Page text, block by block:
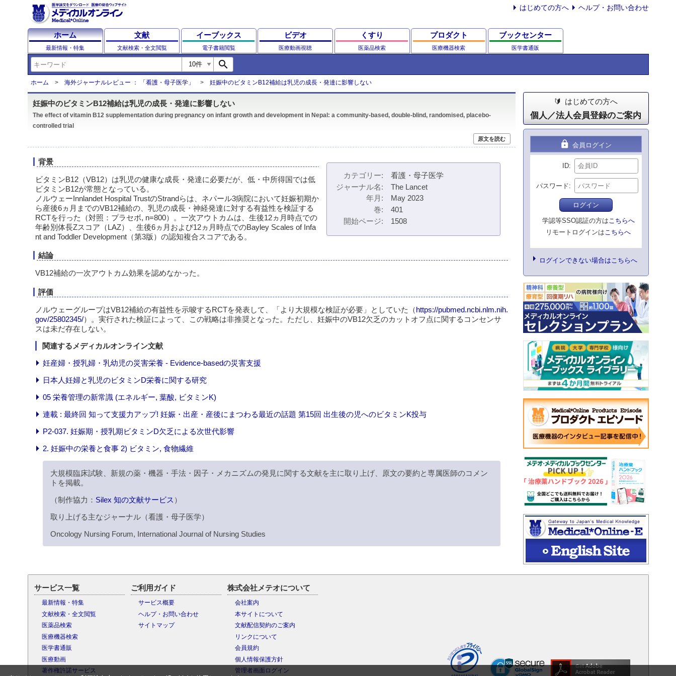
はじめての方へ ヘルプ・お問い合わせ
ホーム
最新情報・特集
文献
文献検索・全文閲覧
イーブックス
電子書籍閲覧
ビデオ
医療動画視聴
くすり
医薬品検索
プロダクト
医療機器検索
ブックセンター
医学書通販
search
ホーム 海外ジャーナルレビュー ： 「看護・母子医学」 妊娠中のビタミンB12補給は乳児の成長・発達に影響しない
妊娠中のビタミンB12補給は乳児の成長・発達に影響しない
The effect of vitamin B12 supplementation during pregnancy on infant growth and development in Nepal: a community-based, double-blind, randomised, placebo-
controlled trial
原文を読む
カテゴリー
看護・母子医学
ジャーナル名
The Lancet
年月
May 2023
巻
401
開始ページ
1508
背景
ビタミンB12（VB12）は乳児の健康な成長・発達に必要だが、低・中所得国では低
ビタミンB12が常態となっている。
ノルウェーInnlandet Hospital TrustのStrandらは、ネパール3病院において妊娠初期か
ら産後6ヵ月までのVB12補給の、乳児の成長・神経発達に対する有益性を検証する
RCTを行った（対照：プラセボ, n=800）。一次アウトカムは、生後12ヵ月時点での
年齢別体長Zスコア（LAZ）、生後6ヵ月および12ヵ月時点でのBayley Scales of Infa
nt and Toddler Development（第3版）の認知複合スコアである。
結論
VB12補給の一次アウトカム効果を認めなかった。
評価
ノルウェーグループはVB12補給の有益性を示唆するRCTを発表して、「より大規模な検証が必要」としていた（https://pubmed.ncbi.nlm.nih.
gov/25802345/）。実行された検証によって、この戦略は非推奨となった。ただし、妊娠中のVB12欠乏のカットオフ点に関するコンセンサ
スは未だ存在しない。
関連するメディカルオンライン文献
妊産婦・授乳婦・乳幼児の災害栄養 - Evidence-basedの災害支援
日本人妊婦と乳児のビタミンD栄養に関する研究
05 栄養管理の新常識 (エネルギー, 葉酸, ビタミンK)
連載 : 最終回 知って支援力アップ! 妊娠・出産・産後にまつわる最近の話題 第15回 出生後の児へのビタミンK投与
P2-037. 妊娠期・授乳期ビタミンD欠乏による次世代影響
2. 妊娠中の栄養と食事 2) ビタミン, 食物繊維
大規模臨床試験、新規の薬・機器・手法・因子・メカニズムの発見に関する文献を主に取り上げ、原文の要約と専属医師のコメン
トを掲載。
（制作協力： Silex 知の文献サービス ）
取り上げる主なジャーナル（看護・母子医学）
Oncology Nursing Forum, International Journal of Nursing Studies
はじめての方へ
個人／法人会員登録のご案内
lock 会員ログイン
ID
パスワード
ログイン
学認等SSO認証の方はこちらへ
リモートログインはこちらへ
ログインできない場合はこちらへ
サービス一覧
最新情報・特集
文献検索・全文閲覧
医薬品検索
医療機器検索
医学書通販
医療動画
著作権許諾サービス
ご利用ガイド
サービス概要
ヘルプ・お問い合わせ
サイトマップ
株式会社メテオについて
会社案内
本サイトについて
文献配信契約のご案内
リンクについて
会員規約
個人情報保護方針
管理者画面ログイン